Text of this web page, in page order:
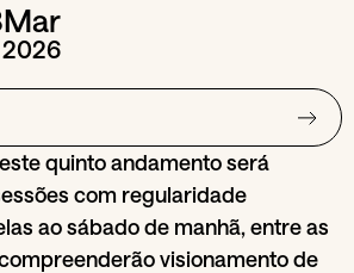
Mar
2026
quinto andamento será
com regularidade
ao sábado de manhã, entre as
visionamento de